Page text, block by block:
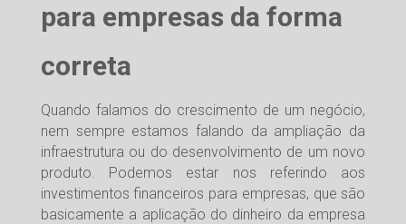
para empresas da forma
correta
Quando falamos do crescimento de um negócio,
nem sempre estamos falando da ampliação da
infraestrutura ou do desenvolvimento de um novo
produto. Podemos estar nos referindo aos
investimentos financeiros para empresas, que são
basicamente a aplicação do dinheiro da empresa